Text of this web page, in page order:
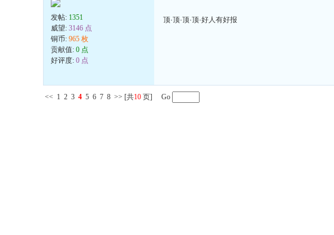
发帖: 1351
威望: 3146 点
铜币: 965 枚
贡献值: 0 点
好评度: 0 点
顶·顶·顶·顶·好人有好报
<< 1 2 3 4 5 6 7 8 >> [共10 页] Go